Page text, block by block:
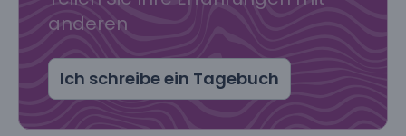
anderen
Ich schreibe ein Tagebuch